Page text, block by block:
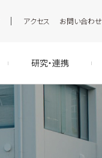
アクセス お問い合わせ
研究・連携